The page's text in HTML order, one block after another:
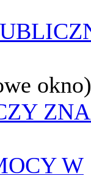
okno)
W